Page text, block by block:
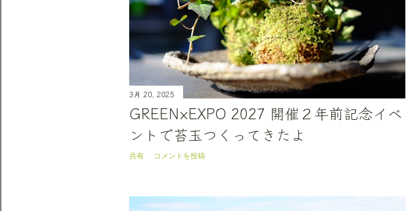
3月 20, 2025
GREEN×EXPO 2027 開催２年前記念イベ
ントで苔玉つくってきたよ
共有 コメントを投稿